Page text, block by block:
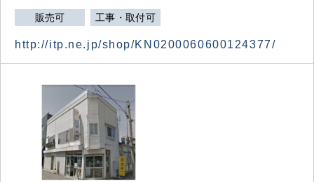
販売可 工事・取付可
http://itp.ne.jp/shop/KN0200060600124377/